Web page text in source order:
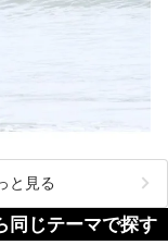
と見る
同じテーマで探す